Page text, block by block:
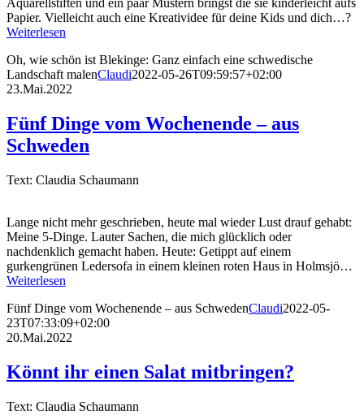
Aquarellstiften und ein paar Mustern bringst die sie kinderleicht aufs
Papier. Vielleicht auch eine Kreatividee für deine Kids und dich…?
Weiterlesen
Oh, wie schön ist Blekinge: Ganz einfach eine schwedische
Landschaft malenClaudi2022-05-26T09:59:57+02:00
23.Mai.2022
Fünf Dinge vom Wochenende – aus
Schweden
Text: Claudia Schaumann
Lange nicht mehr geschrieben, heute mal wieder Lust drauf gehabt:
Meine 5-Dinge. Lauter Sachen, die mich glücklich oder
nachdenklich gemacht haben. Heute: Getippt auf einem
gurkengrünen Ledersofa in einem kleinen roten Haus in Holmsjö…
Weiterlesen
Fünf Dinge vom Wochenende – aus SchwedenClaudi2022-05-
23T07:33:09+02:00
20.Mai.2022
Könnt ihr einen Salat mitbringen?
Text: Claudia Schaumann